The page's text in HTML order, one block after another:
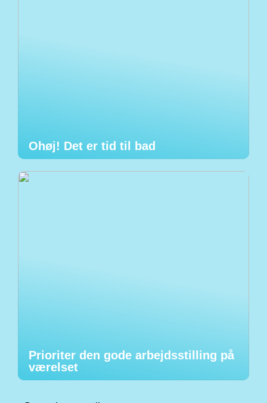
Ohøj! Det er tid til bad
Prioriter den gode arbejdsstilling på
værelset